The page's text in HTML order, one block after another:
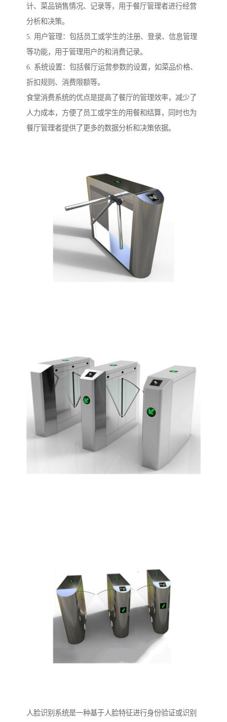
计、菜品销售情况、记录等，用于餐厅管理者进行经营
分析和决策。
5. 用户管理：包括员工或学生的注册、登录、信息管理
等功能，用于管理用户的和消费记录。
6. 系统设置：包括餐厅运营参数的设置，如菜品价格、
折扣规则、消费限额等。
食堂消费系统的优点是提高了餐厅的管理效率，减少了
人力成本，方便了员工或学生的用餐和结算，同时也为
餐厅管理者提供了更多的数据分析和决策依据。
人脸识别系统是一种基于人脸特征进行身份验证或识别